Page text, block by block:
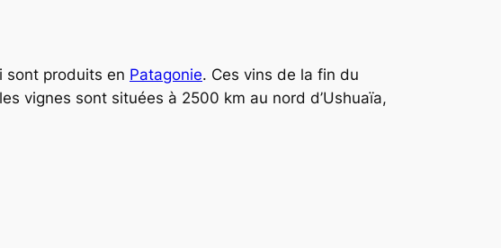
sont produits en Patagonie. Ces vins de la fin du
vignes sont situées à 2500 km au nord d’Ushuaïa,